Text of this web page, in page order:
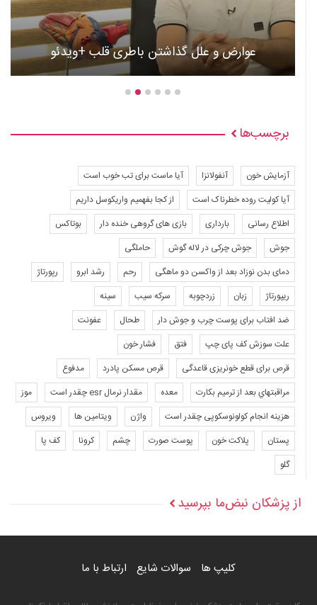
عوارض و علل گذاشتن باطری قلب +ویدئو
برچسب‌ها
آزمایش خون آنفولانزا
آیا ماست برای تب خوب است
آیا کولیت روده خطرناک است
از کجا بفهمیم واریکوسل داریم
اطلاع رسانی
بارداری بازی های گروهی خنده دار
بوتاکس
جوش
جوش چرکی در لاله گوش
حاملگی
دمای بدن نوزاد بعد از واکسن دو ماهگی
رحم رشد ابرو
رپورتاژ
ریپورتاژ
زبان زردچوبه سرکه سیب
سینه
ضد افتاب برای پوست چرب و جوش دار
طحال
عفونت
علت سوزش کف پای چپ
فتق
فشار خون
قرص برای قطع خونریزی قاعدگی
قرص مسکن پادرد
مدفوع
مراقبتهاي بعد از ترميم بكارت
معده مقدار نرمال esr چقدر است
موز
هزینه انجام کولونوسکوپی چقدر است
واژن ویتامین ها
ویروس
پستان
پلاکت خون پوست صورت چشم کرونا
کف پا
گلو
از پزشکان نبض‌ما بپرسید
کلیپ ها سوالات شایع ارتباط با ما